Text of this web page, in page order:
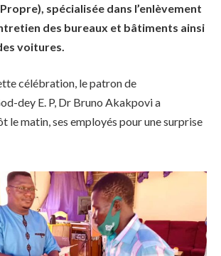
spécialisée dans l’enlèvement
des bureaux et bâtiments ainsi
voitures.
célébration, le patron de
dey E. P, Dr Bruno Akakpovi a
le matin, ses employés pour une surprise